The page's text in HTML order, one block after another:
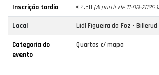
Inscrição tardia €2.50 (A partir de 11-08-2026
Local Lidl Figueira da Foz - Billerud
Categoria do
evento
Quartas c/ mapa